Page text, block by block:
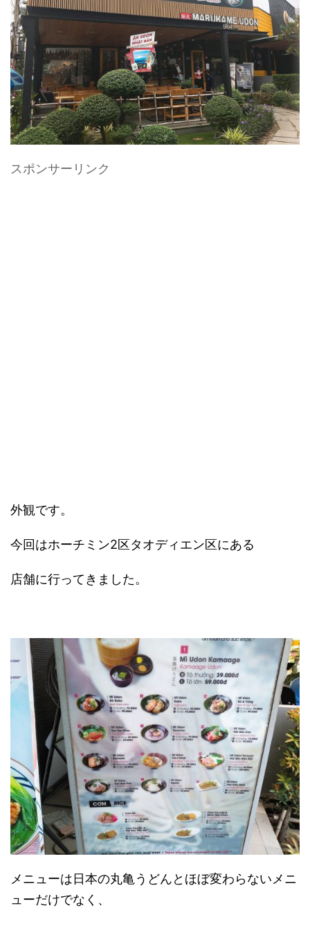
スポンサーリンク
外観です。
今回はホーチミン2区タオディエン区にある
店舗に行ってきました。
メニューは日本の丸亀うどんとほぼ変わらないメニ
ューだけでなく、